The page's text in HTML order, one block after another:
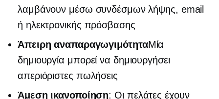
λαμβάνουν μέσω συνδέσμων λήψης, email
ή ηλεκτρονικής πρόσβασης
Άπειρη αναπαραγωγιμότηταΜία
δημιουργία μπορεί να δημιουργήσει
απεριόριστες πωλήσεις
Άμεση ικανοποίηση: Οι πελάτες έχουν